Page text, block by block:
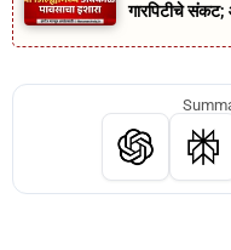
गारपिटीचे